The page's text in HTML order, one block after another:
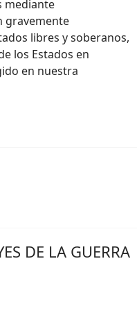
mediante
gravemente
libres y soberanos,
los Estados en
en nuestra
DE LA GUERRA